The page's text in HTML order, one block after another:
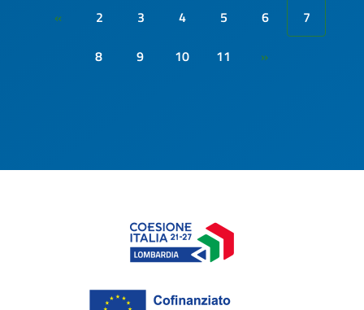
« 2 3 4 5 6
7
8
9 10 11 »